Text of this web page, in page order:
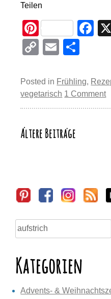
Teilen
Pi
nt
er
e
st
F
e
b
o
C
p
y
Li
n
E
ail e
n
Posted in Frühling,
vegetarisch 1 Comment
Ältere Beiträge
Sidebar
Suchen
Kategorien
Advents- &